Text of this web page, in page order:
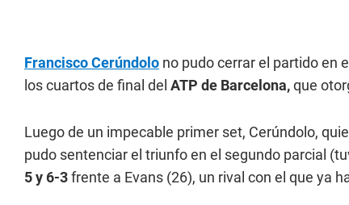
Francisco Cerúndolo no pudo cerrar el partido en
los cuartos de final del ATP de Barcelona,que
Luego de un impecable primer set, Cerúndolo,
pudo sentenciar el triunfo en el segundo parcial
5 y 6-3frente a Evans (26), un rival con el que ya